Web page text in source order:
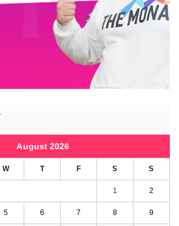
August 2026
W T F S S
1 2
5 6 7 8 9